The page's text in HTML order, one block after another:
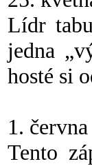
Lídr
jedna
hosté si
1. června
Tento